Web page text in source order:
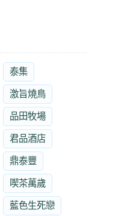
泰集
激旨燒鳥
品田牧場
君品酒店
鼎泰豐
喫茶萬歲
藍色生死戀